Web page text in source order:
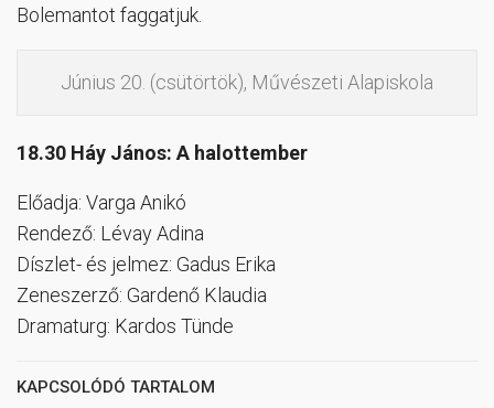
Bolemantot faggatjuk.
Június 20. (csütörtök), Művészeti Alapiskola
18.30 Háy János: A halottember
Előadja: Varga Anikó
Rendező: Lévay Adina
Díszlet- és jelmez: Gadus Erika
Zeneszerző: Gardenő Klaudia
Dramaturg: Kardos Tünde
KAPCSOLÓDÓ TARTALOM